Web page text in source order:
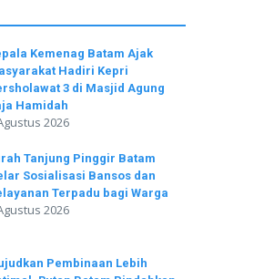
Kemenag Batam Ajak
Hadiri Kepri
3 di Masjid Agung
Hamidah
2026
Tanjung Pinggir Batam
Sosialisasi Bansos dan
Terpadu bagi Warga
2026
Pembinaan Lebih